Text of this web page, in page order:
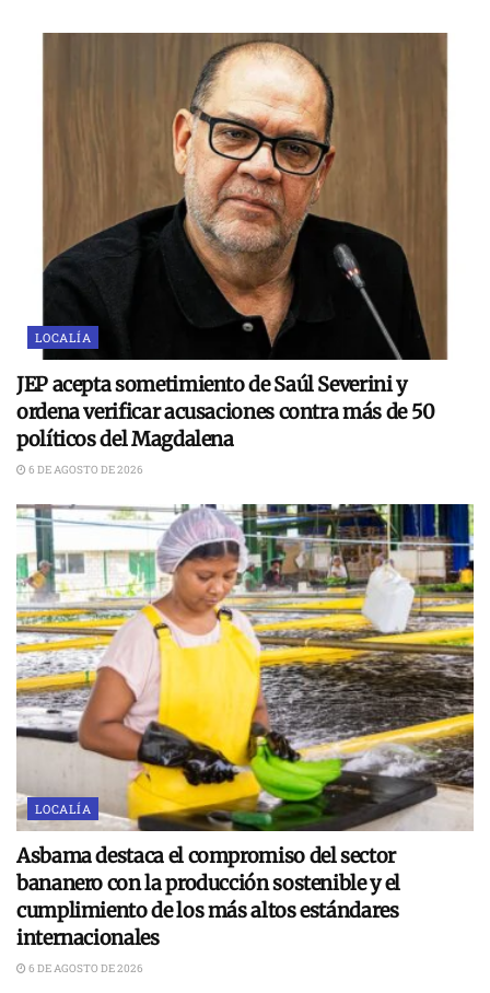
LOCALÍA
JEP acepta sometimiento de Saúl Severini y
ordena verificar acusaciones contra más de 50
políticos del Magdalena
6 DE AGOSTO DE 2026
LOCALÍA
Asbama destaca el compromiso del sector
bananero con la producción sostenible y el
cumplimiento de los más altos estándares
internacionales
6 DE AGOSTO DE 2026